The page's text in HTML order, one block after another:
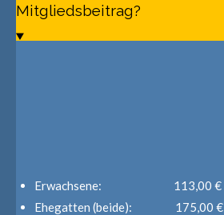
Mitgliedsbeitrag?
Erwachsene: 113,00 €
Ehegatten (beide): 175,00 €